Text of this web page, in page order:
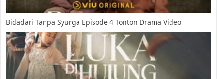
Bidadari Tanpa Syurga Episode 4 Tonton Drama Video